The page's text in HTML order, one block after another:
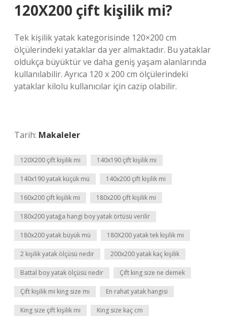
120X200 çift kişilik mi?
Tek kişilik yatak kategorisinde 120×200 cm
ölçülerindeki yataklar da yer almaktadır. Bu yataklar
oldukça büyüktür ve daha geniş yaşam alanlarında
kullanılabilir. Ayrıca 120 x 200 cm ölçülerindeki
yataklar kilolu kullanıcılar için cazip olabilir.
Tarih: Makaleler
120X200 çift kişilik mi 140x190 çift kişilik mi
140x190 yatak küçük mü 140x200 çift kişilik mi
160x200 çift kişilik mi 180x200 çift kişilik mi
180x200 yatağa hangi boy yatak örtüsü verilir
180x200 yatak büyük mü 180X200 yatak tek kişilik mi
2 kişilik yatak ölçüsü nedir 200x200 yatak kaç kişilik
Battal boy yatak ölçüsü nedir Çift king size ne demek
Çift kişilik mi king size mı En rahat yatak hangisi
King size çift kişilik mi King size kaç cm